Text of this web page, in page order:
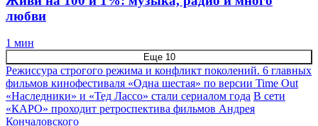
любви
1 мин
Еще 10
Режиссура строгого режима и конфликт поколений. 6 главных
фильмов кинофестиваля «Одна шестая» по версии Time Out
«Наследники» и «Тед Лассо» стали сериалом года В сети
«КАРО» проходит ретроспектива фильмов Андрея
Кончаловского